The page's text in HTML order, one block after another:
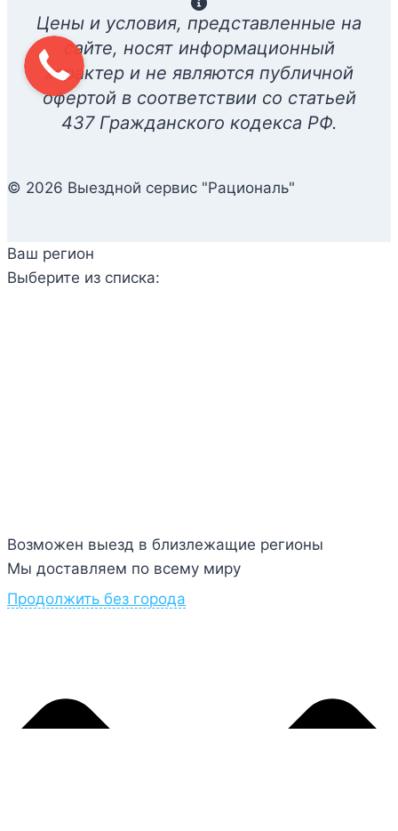
Цены и условия, представленные на
сайте, носят информационный
характер и не являются публичной
офертой в соответствии со статьей
437 Гражданского кодекса РФ.
© 2026 Выездной сервис "Рациональ"
Ваш регион
Выберите из списка:
Возможен выезд в близлежащие регионы
Мы доставляем по всему миру
Продолжить без города